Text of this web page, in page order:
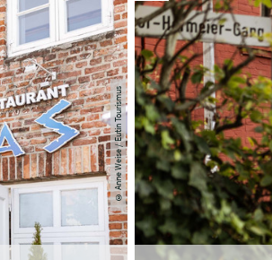
©
Anne Weise / Eutin Tourismus